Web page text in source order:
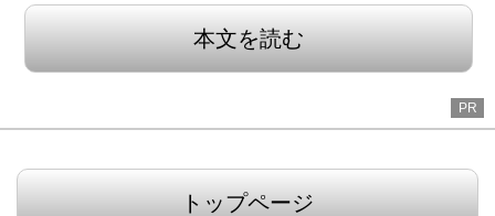
本文を読む
PR
トップページ